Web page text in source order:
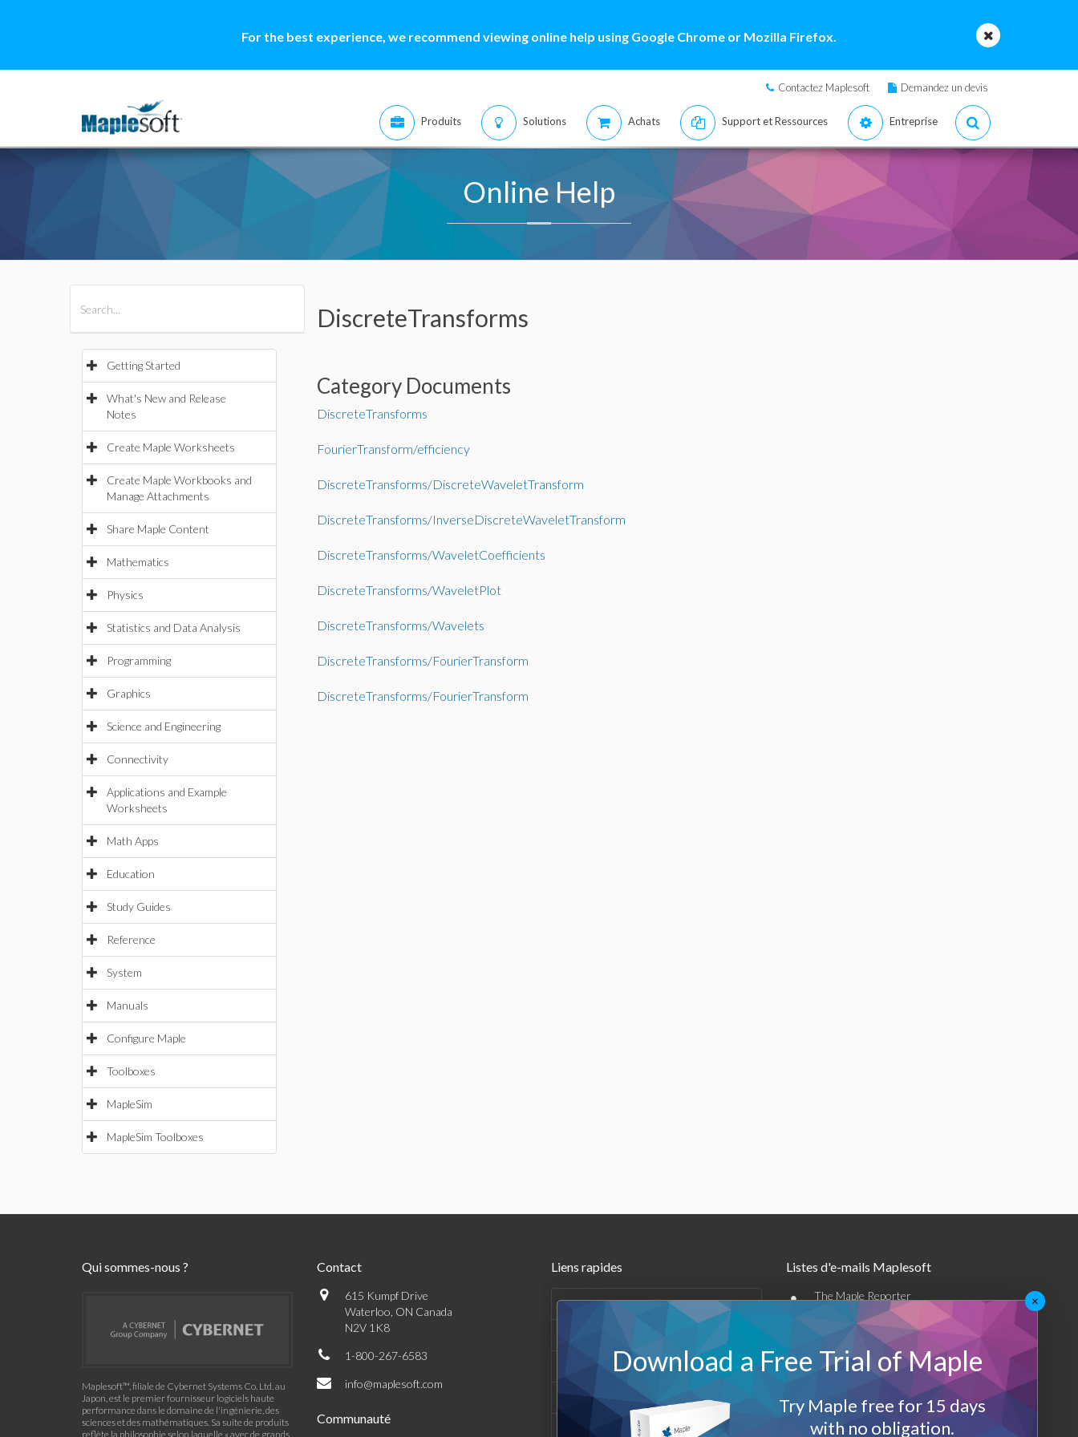
For the best experience, we recommend viewing online help using Google Chrome or Mozilla Firefox.
Contactez Maplesoft Demandez un devis
Produits Solutions Achats Support et Ressources Entreprise
Online Help
Getting Started
What's New and Release
Notes
Create Maple Worksheets
Create Maple Workbooks and
Manage Attachments
Share Maple Content
Mathematics
Physics
Statistics and Data Analysis
Programming
Graphics
Science and Engineering
Connectivity
Applications and Example
Worksheets
Math Apps
Education
Study Guides
Reference
System
Manuals
Configure Maple
Toolboxes
MapleSim
MapleSim Toolboxes
DiscreteTransforms
Category Documents
DiscreteTransforms
FourierTransform/efficiency
DiscreteTransforms/DiscreteWaveletTransform
DiscreteTransforms/InverseDiscreteWaveletTransform
DiscreteTransforms/WaveletCoefficients
DiscreteTransforms/WaveletPlot
DiscreteTransforms/Wavelets
DiscreteTransforms/FourierTransform
DiscreteTransforms/FourierTransform
Qui sommes-nous ?
Maplesoft™, filiale de Cybernet Systems Co. Ltd. au
Japon, est le premier fournisseur logiciels haute
performance dans le domaine de l'ingénierie, des
sciences et des mathématiques. Sa suite de produits
reflète la philosophie selon laquelle « avec de grands
Contact
615 Kumpf Drive
Waterloo, ON Canada
N2V 1K8
1-800-267-6583
info@maplesoft.com
Communauté
Liens rapides
Produits
Support et Ressources
Entreprise
Listes d'e-mails Maplesoft
• The Maple Reporter
Autres offres par e-mail
Maplesoft Membership
Log-Out
×
Download a Free Trial of Maple
Try Maple free for 15 days
with no obligation.